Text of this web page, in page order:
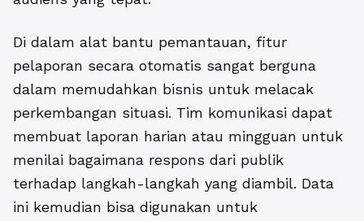
Di dalam alat bantu pemantauan, fitur
pelaporan secara otomatis sangat berguna
dalam memudahkan bisnis untuk melacak
perkembangan situasi. Tim komunikasi dapat
membuat laporan harian atau mingguan untuk
menilai bagaimana respons dari publik
terhadap langkah-langkah yang diambil. Data
ini kemudian bisa digunakan untuk